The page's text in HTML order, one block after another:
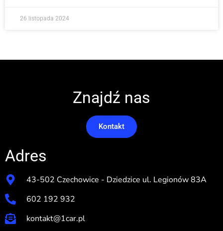
26 listopada 2024
Znajdź nas
Kontakt
Adres
43-502 Czechowice - Dziedzice ul. Legionów 83A
602 192 932
kontakt@1car.pl